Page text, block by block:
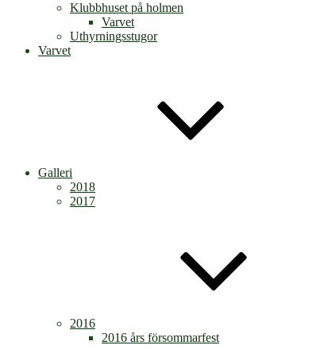
Klubbhuset på holmen
Varvet
Uthyrningsstugor
Varvet
Galleri
2018
2017
2016
2016 års försommarfest